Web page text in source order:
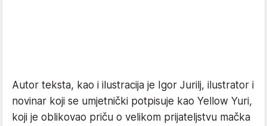
Autor teksta, kao i ilustracija je Igor Jurilj, ilustrator i
novinar koji se umjetnički potpisuje kao Yellow Yuri,
koji je oblikovao priču o velikom prijateljstvu mačka